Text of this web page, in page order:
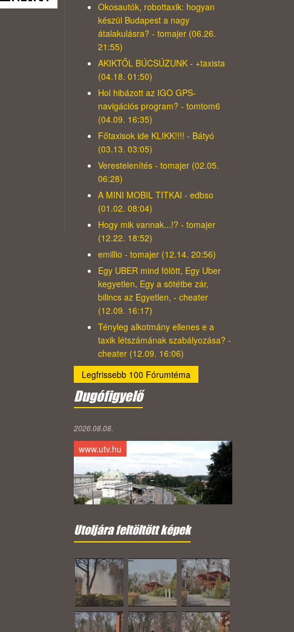
Okosautók, robottaxik: hogyan
készül Budapest a nagy
átalakulásra? - tomajer (06.26.
21:55)
AKIKTŐL BÚCSÚZUNK - +taxista
(04.18. 01:50)
Hol hibázott az IGO GPS-
navigációs program? - tomtom6
(04.09. 16:35)
Főtaxisok ide KLIKK!!!! - Bátyó
(03.13. 03:05)
Verestelenítés - tomajer (02.05.
06:28)
A MINI MOBIL TITKAI - edbso
(01.02. 08:04)
Hogy mik vannak...!? - tomajer
(12.22. 18:52)
emillio - tomajer (12.14. 20:56)
Egy UBER mind fölött, Egy Uber
kegyetlen, Egy a sötétbe zár,
bilincs az Egyetlen, - cheater
(12.09. 16:17)
Tényleg alkotmány ellenes e a
taxik létszámának szabályozása? -
cheater (12.09. 16:06)
Legfrissebb 100 Fórumtéma
Dugófigyelő
2026.08.08.
www.utv.hu
Utoljára feltöltött képek